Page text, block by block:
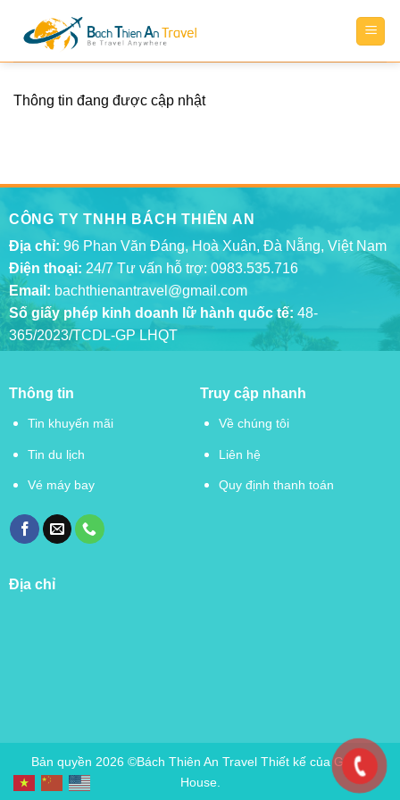
Thông tin đang được cập nhật
CÔNG TY TNHH BÁCH THIÊN AN
Địa chỉ: 96 Phan Văn Đáng, Hoà Xuân, Đà Nẵng, Việt Nam
Điện thoại: 24/7 Tư vấn hỗ trợ: 0983.535.716
Email: bachthienantravel@gmail.com
Số giấy phép kinh doanh lữ hành quốc tế: 48-
365/2023/TCDL-GP LHQT
Thông tin
Tin khuyến mãi
Tin du lịch
Vé máy bay
Truy cập nhanh
Về chúng tôi
Liên hệ
Quy định thanh toán
Địa chỉ
Bản quyền 2026 ©Bách Thiên An Travel Thiết kế của Green
House.